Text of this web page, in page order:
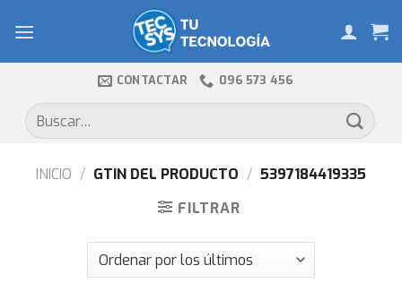
CONTACTAR 096 573 456
Buscar
por:
INICIO / GTIN DEL PRODUCTO / 5397184419335
FILTRAR